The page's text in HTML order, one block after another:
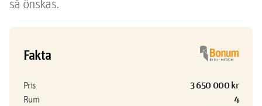
så önskas.
Fakta
Pris 3 650 000 kr
Rum 4